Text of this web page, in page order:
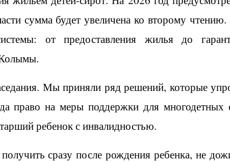
сумма будет увеличена ко второму
от предоставления жилья до
Колымы.
Мы приняли ряд решений, которые
право на меры поддержки для многодетных
ребенок с инвалидностью.
сразу после рождения ребенка, не